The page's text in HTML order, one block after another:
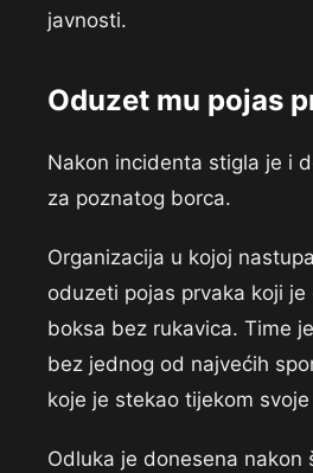
javnosti.
Oduzet mu pojas
Nakon incidenta stigla je i
za poznatog borca.
Organizacija u kojoj
oduzeti pojas prvaka koji
boksa bez rukavica. Time
bez jednog od najvećih
koje je stekao tijekom
Odluka je donesena nakon